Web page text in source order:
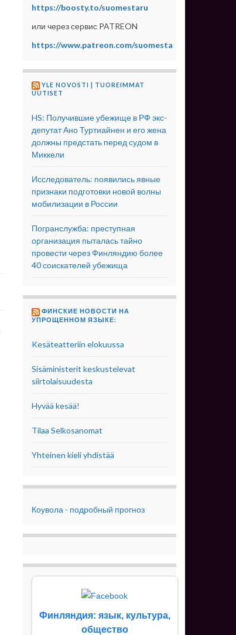
https://boosty.to/suomestaru
или через сервис PATREON
https://www.patreon.com/suomesta
YLE NOVOSTI | TUOREIMMAT
UUTISET
HS: Получившие убежище в РФ экс-
депутат Ано Туртиайнен и его жена
должны предстать перед судом в
Миккели
Исследователь: появились явные
признаки подготовки новой волны
мобилизации в России
Погранслужба: преступная
организация пыталась тайно
провести через Финляндию более
40 соискателей убежища
ФИНСКИЕ НОВОСТИ НА
УПРОЩЕННОМ ЯЗЫКЕ:
Kesäteatteriin elokuussa
Sisäministerit keskustelevat
siirtolaisuudesta
Hyvää kesää!
Tilaa Selkosanomat
Yhteinen kieli yhdistää
Коувола - подробный прогноз
Финляндия: язык, культура,
общество